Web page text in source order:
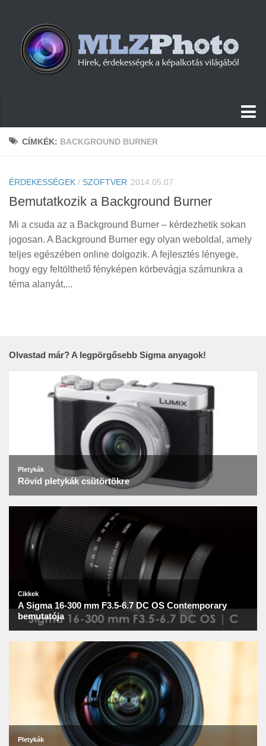
Hírek
Cikkek
Szoftver
Firmware
Tudástár
Tanácsok
Érdekességek
CÍMKÉK: BACKGROUND BURNER
ÉRDEKESSÉGEK / SZOFTVER 2014.05.07
Bemutatkozik a Background Burner
Mi a csuda az a Background Burner – kérdezhetik sokan
jogosan. A Background Burner egy olyan weboldal, amely
teljes egészében online dolgozik. A fejlesztés lényege,
hogy egy feltölthető fényképen körbevágja számunkra a
téma alanyát,...
Olvastad már? A legpörgősebb Sigma anyagok!